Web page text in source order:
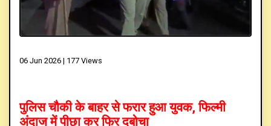
06 Jun 2026 | 177 Views
पुलिस चौकी के बाहर से फरार हुआ युवक, फिल्मी
अंदाज में पीछा कर फिर दबोचा